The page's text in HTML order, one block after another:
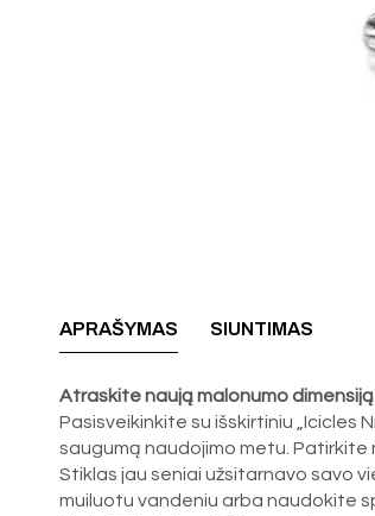
APRAŠYMAS SIUNTIMAS
Atraskite naują malonumo
Pasisveikinkite su išskirtiniu „Icicles
saugumą naudojimo metu.
Stiklas jau seniai užsitarnavo savo
muiluotu vandeniu arba naudokite